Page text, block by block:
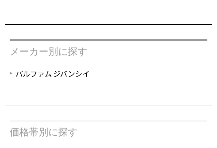
メーカー別に探す
パルファム ジバンシイ
価格帯別に探す